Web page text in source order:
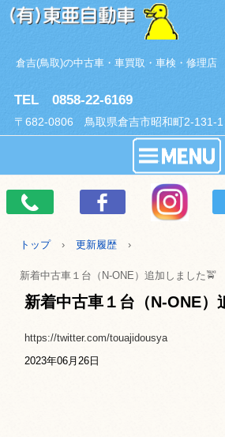
倉吉(鳥取)の中古車・車買取・車検・修理店
TEL 0858-22-6169
〒682-0806 鳥取県倉吉市昭和町2-131-
トップ › 更新履歴 ›
新着中古車１台（N-ONE）追加しました🚖
新着中古車１台（N-ONE）
https://twitter.com/touajidousya
2023年06月26日